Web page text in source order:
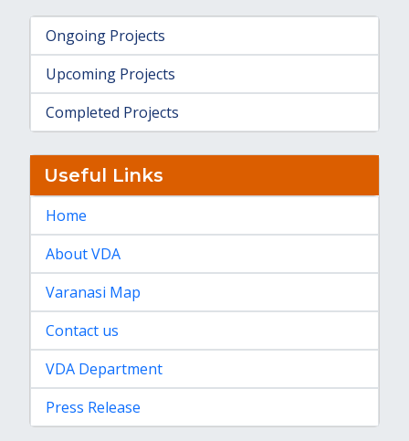
Ongoing Projects
Upcoming Projects
Completed Projects
Useful Links
Home
About VDA
Varanasi Map
Contact us
VDA Department
Press Release